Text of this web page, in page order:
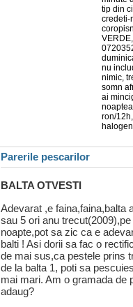
tip din
credeti-
nu
nimic,
somn
ai
ron/
Parerile pescarilor
BALTA OTVESTI
Adevarat ,e faina,faina,balta
sau 5 ori anu
noapte,pot sa zic ca e
balti ! Asi dorii sa fac o
de mai sus,ca pestele prins
de la balta 1, poti sa
mai mari. Am o gramada de
adaug?